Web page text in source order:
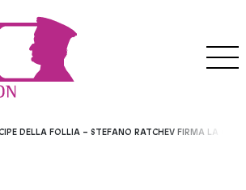
DELLA FOLLIA – STEFANO RATCHEV FIRMA LA